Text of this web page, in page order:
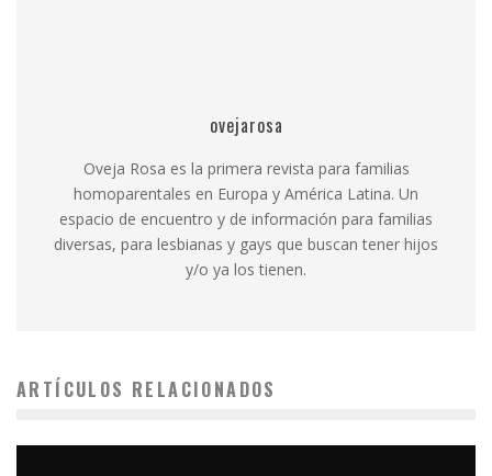
ovejarosa
Oveja Rosa es la primera revista para familias
homoparentales en Europa y América Latina. Un
espacio de encuentro y de información para familias
diversas, para lesbianas y gays que buscan tener hijos
y/o ya los tienen.
ARTÍCULOS RELACIONADOS